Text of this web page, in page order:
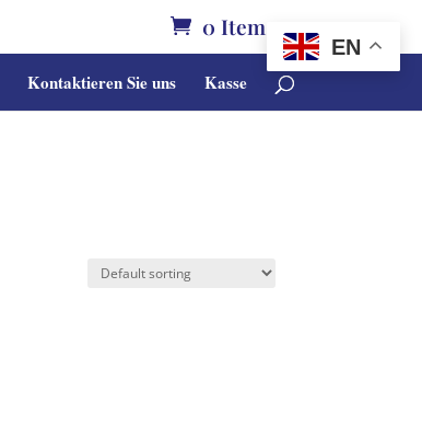
0 Items
Kontaktieren Sie uns Kasse
EN